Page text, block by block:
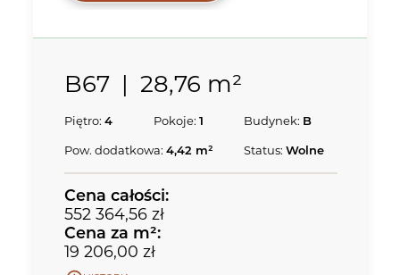
POBIERZ KARTĘ
B67 | 28,76 m²
Piętro: 4 Pokoje: 1 Budynek: B
Pow. dodatkowa: 4,42 m² Status:Wolne
Cena za m²:
19 206,00 zł
Cena całości:
552 364,56 zł